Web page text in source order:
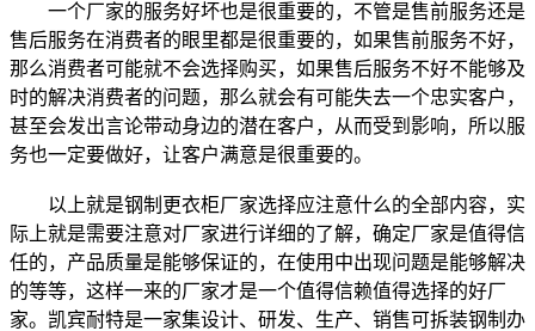
一个厂家的服务好坏也是很重要的，不管是售前服务还是
售后服务在消费者的眼里都是很重要的，如果售前服务不好，
那么消费者可能就不会选择购买，如果售后服务不好不能够及
时的解决消费者的问题，那么就会有可能失去一个忠实客户，
甚至会发出言论带动身边的潜在客户，从而受到影响，所以服
务也一定要做好，让客户满意是很重要的。
以上就是钢制更衣柜厂家选择应注意什么的全部内容，实
际上就是需要注意对厂家进行详细的了解，确定厂家是值得信
任的，产品质量是能够保证的，在使用中出现问题是能够解决
的等等，这样一来的厂家才是一个值得信赖值得选择的好厂
家。凯宾耐特是一家集设计、研发、生产、销售可拆装钢制办